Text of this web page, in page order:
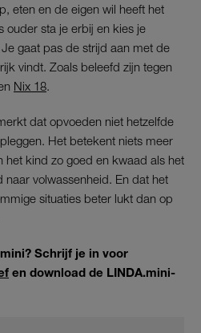
eten en de eigen wil heeft het
ouder sta je erbij en kies je
gaat pas de strijd aan met de
vindt. Zoals beleefd zijn tegen
Nix 18
dat opvoeden niet hetzelfde
Het betekent niets meer
het kind zo goed en kwaad als het
volwassenheid. En dat het
situaties beter lukt dan op
Schrijf je in voor
en download de LINDA.mini-